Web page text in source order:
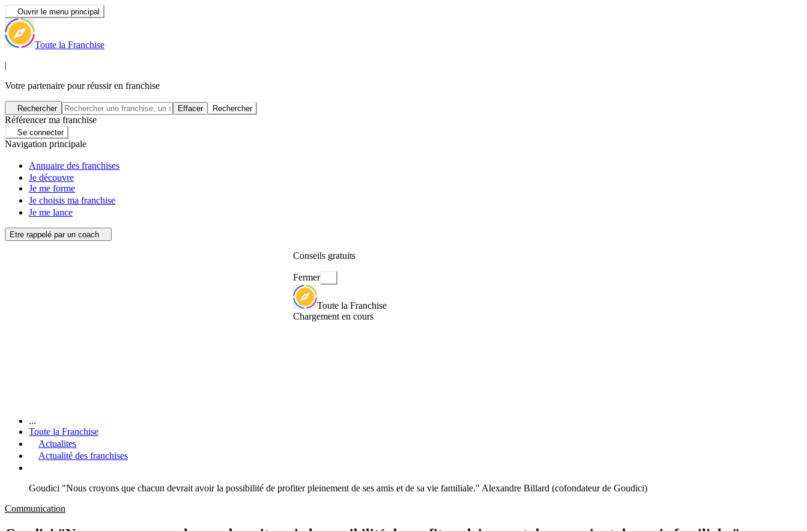
Ouvrir le menu principal
Toute la Franchise
|
Votre partenaire pour réussir en franchise
Rechercher Effacer Rechercher
Référencer ma franchise
Se connecter
Navigation principale
Annuaire des franchises
Je découvre
Je me forme
Je choisis ma franchise
Je me lance
Etre rappelé par un coach
Conseils gratuits
Fermer
Toute la Franchise
Chargement en cours
...
Toute la Franchise
Actualites
Actualité des franchises
Goudici "Nous croyons que chacun devrait avoir la possibilité de profiter pleinement de ses amis et de sa vie familiale." Alexandre Billard (cofondateur de Goudici)
Communication